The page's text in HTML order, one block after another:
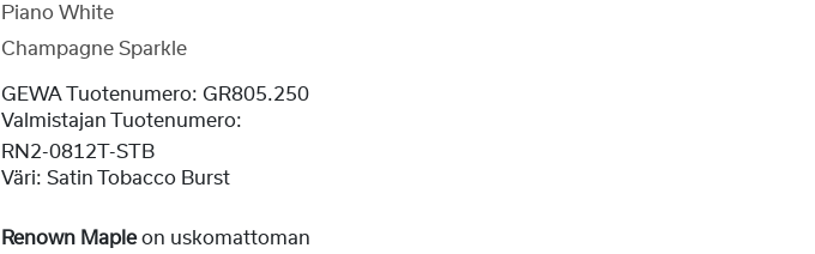
Piano White
Champagne Sparkle
GEWA Tuotenumero: GR805.250
Valmistajan Tuotenumero:
RN2-0812T-STB
Väri: Satin Tobacco Burst
Renown Mapleon uskomattoman